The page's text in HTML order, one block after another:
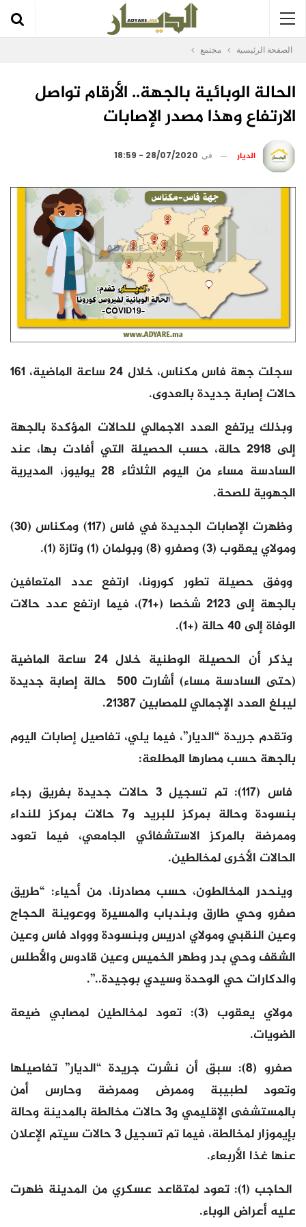
الصفحة الرئيسية مجتمع
الحالة الوبائية بالجهة.. الأرقام تواصل
الارتفاع وهذا مصدر الإصابات
الديار في 28/07/2020 - 18:59
سجلت جهة فاس مكناس، خلال 24 ساعة الماضية، 161
حالات إصابة جديدة بالعدوى.
وبذلك يرتفع العدد الاجمالي للحالات المؤكدة بالجهة
إلى 2918 حالة، حسب الحصيلة التي أفادت بها، عند
السادسة مساء من اليوم الثلاثاء 28 يوليوز، المديرية
الجهوية للصحة.
وظهرت الإصابات الجديدة في فاس (117) ومكناس (30)
ومولاي يعقوب (3) وصفرو (8) وبولمان (1) وتازة (1).
ووفق حصيلة تطور كورونا، ارتفع عدد المتعافين
بالجهة إلى 2123 شخصا (+71)، فيما ارتفع عدد حالات
الوفاة إلى 40 حالة (+1).
يذكر أن الحصيلة الوطنية خلال 24 ساعة الماضية
(حتى السادسة مساء) أشارت 500 حالة إصابة جديدة
ليبلغ العدد الإجمالي للمصابين ​21387​.
وتقدم جريدة “الديار”، فيما يلي، تفاصيل إصابات اليوم
بالجهة حسب مصارها المطلعة:
فاس (117): تم تسجيل 3 حالات جديدة بفريق رجاء
بنسودة وحالة بمركز للبريد و7 حالات بمركز للنداء
وممرضة بالمركز الاستشفائي الجامعي، فيما تعود
الحالات الأخرى لمخالطين.
وينحدر المخالطون، حسب مصادرنا، من أحياء: “طريق
صفرو وحي طارق وبندباب والمسيرة ووعوينة الحجاج
وعين النقبي ومولاي ادريس وبنسودة ووواد فاس وعين
الشقف وحي بدر وطهر الخميس وعين قادوس والأطلس
والدكارات حي الوحدة وسيدي بوجيدة..”.
مولاي يعقوب (3): تعود لمخالطين لمصابي ضيعة
الضويات.
صفرو (8): سبق أن نشرت جريدة “الديار” تفاصيلها
وتعود لطبيبة وممرض وممرضة وحارس أمن
بالمستشفى الإقليمي و3 حالات مخالطة بالمدينة وحالة
بإيموزار لمخالطة، فيما تم تسجيل 3 حالات سيتم الإعلان
عنها غذا الأربعاء.
الحاجب (1): تعود لمتقاعد عسكري من المدينة ظهرت
عليه أعراض الوباء.